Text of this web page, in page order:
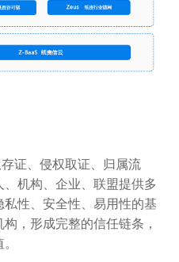
证、侵权取证、归属流
机构、企业、联盟提供多
性、安全性、易用性的基
，形成完整的信任链条，